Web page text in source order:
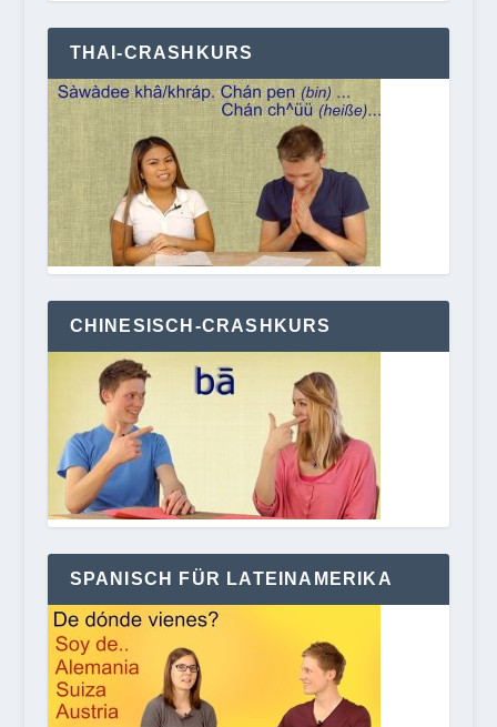
THAI-CRASHKURS
CHINESISCH-CRASHKURS
SPANISCH FÜR LATEINAMERIKA